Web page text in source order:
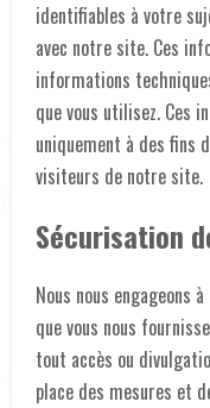
identifiables à votre
avec notre site. Ces
informations
que vous utilisez. Ces
uniquement à des fins
visiteurs de notre site.
Sécurisation
Nous nous engageons
que vous nous
tout accès ou
place des mesures et